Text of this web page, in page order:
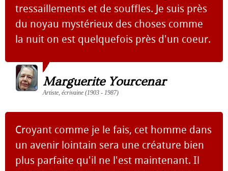
tressaillements et de souffles. Je suis près
du noyau mystérieux des choses comme
la nuit on est quelquefois près d'un coeur.
Marguerite Yourcenar
Artiste, écrivaine (1903 - 1987)
Croyant comme je le fais, cet homme dans
un avenir lointain sera une créature bien
plus parfaite qu'il ne l'est maintenant. Il